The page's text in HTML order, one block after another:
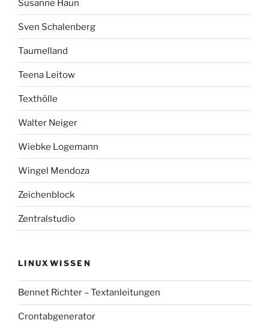
Susanne Haun
Sven Schalenberg
Taumelland
Teena Leitow
Texthölle
Walter Neiger
Wiebke Logemann
Wingel Mendoza
Zeichenblock
Zentralstudio
LINUXWISSEN
Bennet Richter – Textanleitungen
Crontabgenerator